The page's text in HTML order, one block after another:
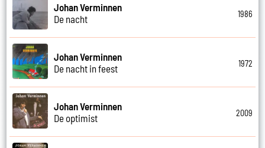
Johan Verminnen
De nacht
1986
Johan Verminnen
De nacht in feest
1972
Johan Verminnen
De optimist
2009